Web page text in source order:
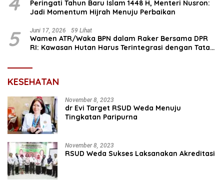
Peringati Tahun Baru Islam 1448 H, Menteri Nusron:
Jadi Momentum Hijrah Menuju Perbaikan
5 Juni 17, 2026 59 Lihat
Wamen ATR/Waka BPN dalam Raker Bersama DPR
RI: Kawasan Hutan Harus Terintegrasi dengan Tata
KESEHATAN
November 8, 2023
dr Evi Target RSUD Weda Menuju
Tingkatan Paripurna
November 8, 2023
RSUD Weda Sukses Laksanakan Akreditasi